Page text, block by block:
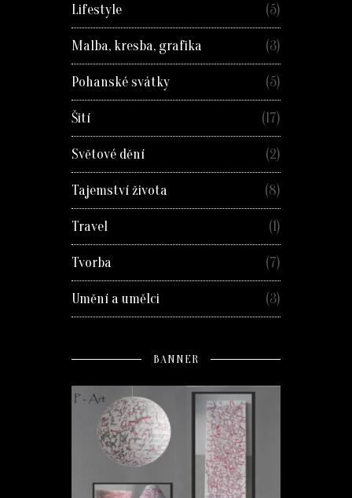
Lifestyle (5)
Malba, kresba, grafika (3)
Pohanské svátky (5)
Šití (17)
Světové dění (2)
Tajemství života (8)
Travel (1)
Tvorba (7)
Umění a umělci (3)
BANNER